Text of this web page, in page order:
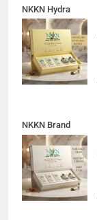
NKKN Hydra
Shine Facial Kit
For Dull Skin
NKKN Brand
Shine Facial Kit
For Oily Skin